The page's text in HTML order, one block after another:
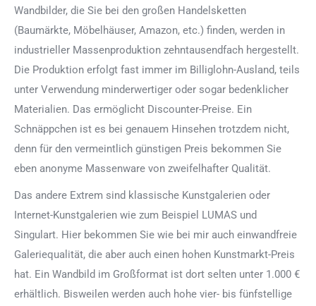
Wandbilder, die Sie bei den großen Handelsketten
(Baumärkte, Möbelhäuser, Amazon, etc.) finden, werden in
industrieller Massenproduktion zehntausendfach hergestellt.
Die Produktion erfolgt fast immer im Billiglohn-Ausland, teils
unter Verwendung minderwertiger oder sogar bedenklicher
Materialien. Das ermöglicht Discounter-Preise. Ein
Schnäppchen ist es bei genauem Hinsehen trotzdem nicht,
denn für den vermeintlich günstigen Preis bekommen Sie
eben anonyme Massenware von zweifelhafter Qualität.
Das andere Extrem sind klassische Kunstgalerien oder
Internet-Kunstgalerien wie zum Beispiel LUMAS und
Singulart. Hier bekommen Sie wie bei mir auch einwandfreie
Galeriequalität, die aber auch einen hohen Kunstmarkt-Preis
hat. Ein Wandbild im Großformat ist dort selten unter 1.000 €
erhältlich. Bisweilen werden auch hohe vier- bis fünfstellige